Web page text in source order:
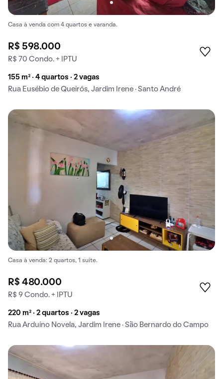
Casa à venda com 4 quartos e varanda.
R$ 598.000
R$ 70 Condo. + IPTU
155 m² · 4 quartos · 2 vagas
Rua Eusébio de Queirós, Jardim Irene · Santo André
Casa à venda: 2 quartos, 1 suíte.
R$ 480.000
R$ 9 Condo. + IPTU
220 m² · 2 quartos · 2 vagas
Rua Arduíno Novela, Jardim Irene · São Bernardo do Campo